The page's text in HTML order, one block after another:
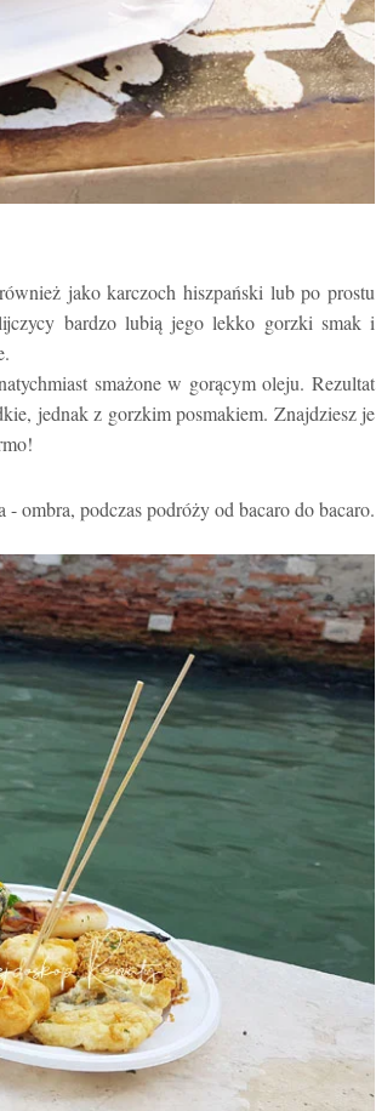
jako karczoch hiszpański lub po prostu
bardzo lubią jego lekko gorzki smak i
smażone w gorącym oleju. Rezultat
jednak z gorzkim posmakiem. Znajdziesz je
ombra, podczas podróży od bacaro do bacaro.